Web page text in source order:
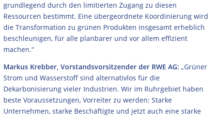
grundlegend durch den limitierten Zugang zu diesen
Ressourcen bestimmt. Eine übergeordnete Koordinierung wird
die Transformation zu grünen Produkten insgesamt erheblich
beschleunigen, für alle planbarer und vor allem effizient
machen.“
Markus Krebber, Vorstandsvorsitzender der RWE AG: „Grüner
Strom und Wasserstoff sind alternativlos für die
Dekarbonisierung vieler Industrien. Wir im Ruhrgebiet haben
beste Voraussetzungen, Vorreiter zu werden: Starke
Unternehmen, starke Beschäftigte und jetzt auch eine starke